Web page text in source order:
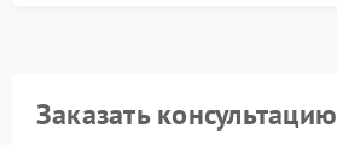
Заказать консультацию